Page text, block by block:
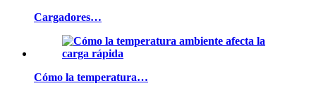
Cargadores…
Cómo la temperatura…